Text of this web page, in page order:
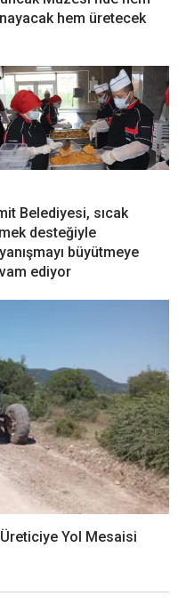
hem üretecek
Belediyesi, sıcak
desteğiyle
büyütmeye
ediyor
Üreticiye Yol Mesaisi